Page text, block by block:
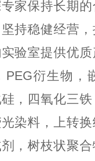
家保持长期
持稳健经营
验室提供优
PEG衍生物，
硅，四氧化三
染料，上转
，树枝状聚